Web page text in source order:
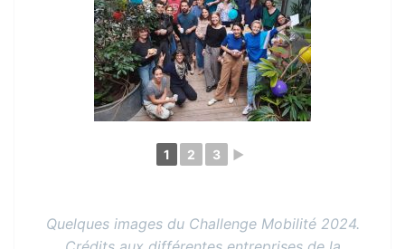
1 2 3 ►
Quelques images du Challenge Mobilité 2024.